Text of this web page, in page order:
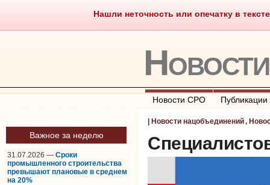
Нашли неточность или опечатку в
Саморегулирование Что
Новости СРО Публикации
Важное за неделю
31.07.2026 — Сроки
промышленного строительства
превышают плановые в среднем
на 20%
Новости нацобъединений,